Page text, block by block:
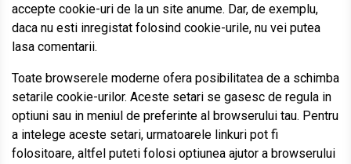
accepte cookie-uri de la un site anume. Dar, de exemplu,
daca nu esti inregistat folosind cookie-urile, nu vei putea
lasa comentarii.
Toate browserele moderne ofera posibilitatea de a schimba
setarile cookie-urilor. Aceste setari se gasesc de regula in
optiuni sau in meniul de preferinte al browserului tau. Pentru
a intelege aceste setari, urmatoarele linkuri pot fi
folositoare, altfel puteti folosi optiunea ajutor a browserului